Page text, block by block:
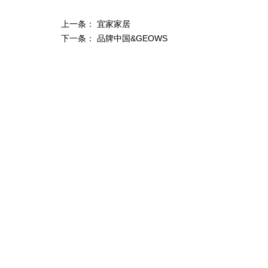
上一条： 宜家家居
下一条： 品牌中国&GEOWS